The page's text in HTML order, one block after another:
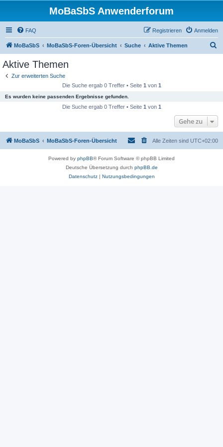
MoBaSbS Anwenderforum
FAQ Anmelden
Registrieren
MoBaSbS MoBaSbS-Foren-Übersicht Suche Aktive Themen
Aktive Themen
Zur erweiterten Suche
Die Suche ergab 0 Treffer • Seite 1 von 1
Es wurden keine passenden Ergebnisse gefunden.
Die Suche ergab 0 Treffer • Seite 1 von 1
Gehe zu
MoBaSbS MoBaSbS-Foren-Übersicht Alle Zeiten sind UTC+02:00
Powered by phpBB® Forum Software © phpBB Limited
Deutsche Übersetzung durch phpBB.de
Datenschutz| Nutzungsbedingungen